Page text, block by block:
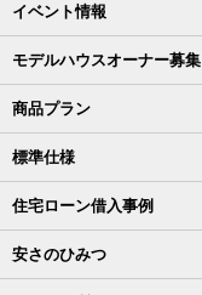
イベント情報
モデルハウスオーナー募集
商品プラン
標準仕様
住宅ローン借入事例
安さのひみつ